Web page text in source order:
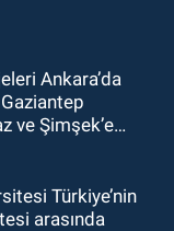
Ankara’da
Gaziantep
ve Şimşek’e
Türkiye’nin
arasında